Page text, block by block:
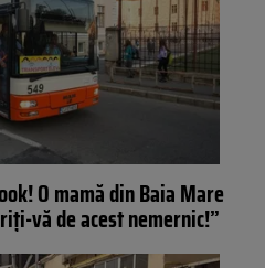
O mamă din Baia Mare
vă de acest nemernic!”